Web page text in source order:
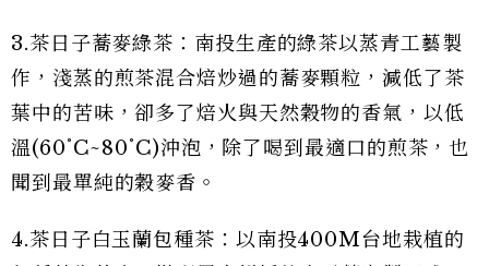
3.茶日子蕎麥綠茶：南投生產的綠茶以蒸青工藝製
作，淺蒸的煎茶混合焙炒過的蕎麥顆粒，減低了茶
葉中的苦味，卻多了焙火與天然穀物的香氣，以低
溫(60˚C~80˚C)沖泡，除了喝到最適口的煎茶，也
聞到最單純的穀麥香。
4.茶日子白玉蘭包種茶：以南投400M台地栽植的